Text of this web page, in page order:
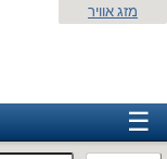
מזג אוויר
☰